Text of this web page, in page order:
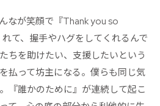
なが笑顔で『Thank you so
て、握手やハグをしてくれるんで
ちを助けたい、支援したいという
払って坊主になる。僕らも同じ気
『誰かのために』が連続して起こ